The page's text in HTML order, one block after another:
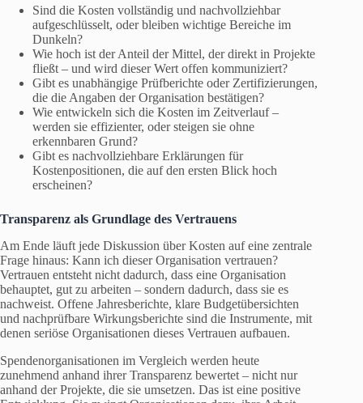
Sind die Kosten vollständig und nachvollziehbar
aufgeschlüsselt, oder bleiben wichtige Bereiche im
Dunkeln?
Wie hoch ist der Anteil der Mittel, der direkt in Projekte
fließt – und wird dieser Wert offen kommuniziert?
Gibt es unabhängige Prüfberichte oder Zertifizierungen,
die die Angaben der Organisation bestätigen?
Wie entwickeln sich die Kosten im Zeitverlauf –
werden sie effizienter, oder steigen sie ohne
erkennbaren Grund?
Gibt es nachvollziehbare Erklärungen für
Kostenpositionen, die auf den ersten Blick hoch
erscheinen?
Transparenz als Grundlage des Vertrauens
Am Ende läuft jede Diskussion über Kosten auf eine zentrale
Frage hinaus: Kann ich dieser Organisation vertrauen?
Vertrauen entsteht nicht dadurch, dass eine Organisation
behauptet, gut zu arbeiten – sondern dadurch, dass sie es
nachweist. Offene Jahresberichte, klare Budgetübersichten
und nachprüfbare Wirkungsberichte sind die Instrumente, mit
denen seriöse Organisationen dieses Vertrauen aufbauen.
Spendenorganisationen im Vergleich werden heute
zunehmend anhand ihrer Transparenz bewertet – nicht nur
anhand der Projekte, die sie umsetzen. Das ist eine positive